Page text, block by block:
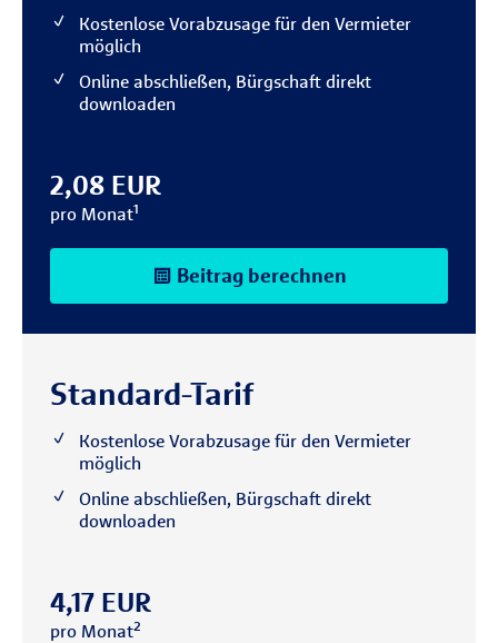
Kostenlose Vorabzusage für den Vermieter
möglich
Online abschließen, Bürgschaft direkt
downloaden
2,08 EUR
pro Monat¹
Beitrag berechnen
Standard-Tarif
Kostenlose Vorabzusage für den Vermieter
möglich
Online abschließen, Bürgschaft direkt
downloaden
4,17 EUR
pro Monat²